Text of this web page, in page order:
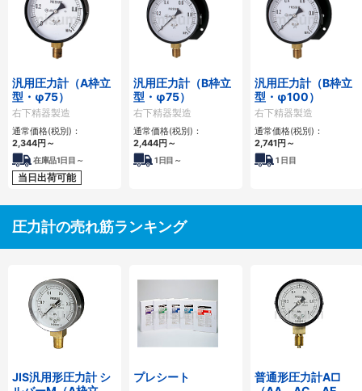
汎用圧力計（A枠立
型・φ75）
右下精器製造
通常価格(税別)：
2,344円 ～
在庫品1日目～
当日出荷可能
汎用圧力計（B枠立
型・φ75）
右下精器製造
通常価格(税別)：
2,444円 ～
1日目～
汎用圧力計（B枠立
型・φ100）
右下精器製造
通常価格(税別)：
2,741円 ～
1 日目
圧力計の売れ筋ランキング
JIS汎用形圧力計 シ
プレシート
普通形圧力計A□